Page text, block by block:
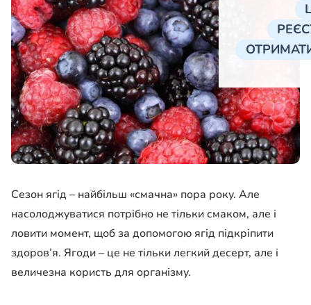
Сезон ягід – найбільш «смачна» пора року. Але
насолоджуватися потрібно не тільки смаком, але і
ловити момент, щоб за допомогою ягід підкріпити
здоров’я. Ягоди – це не тільки легкий десерт, але і
величезна користь для організму.